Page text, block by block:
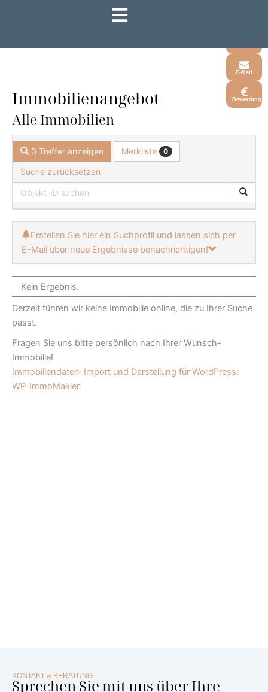
E-Mail
Bewertung
Immobilien­angebot
Alle Immobilien
0 Treffer anzeigen Merkliste 0
Suche zurücksetzen
Erstellen Sie hier ein Suchprofil und lassen sich per
E-Mail über neue Ergebnisse benachrichtigen!
Kein Ergebnis.
Derzeit führen wir keine Immobilie online, die zu Ihrer Suche
passt.
Fragen Sie uns bitte persönlich nach Ihrer Wunsch-
Immobilie!
Immobiliendaten-Import und Darstellung für WordPress:
WP-ImmoMakler
KONTAKT & BERATUNG
Sprechen Sie mit uns über Ihre